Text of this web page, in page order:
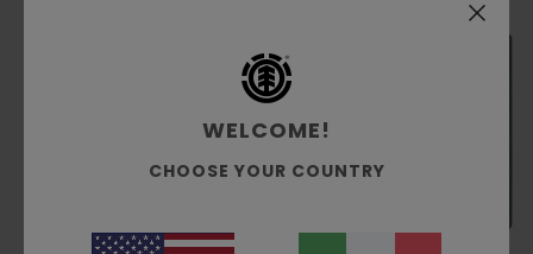
WELCOME!
CHOOSE YOUR COUNTRY